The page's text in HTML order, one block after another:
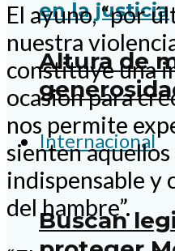
Altura de
Internacional
Buscan
El ayuno, “por
nuestra
constituye una
ocasión para
nos permite
sienten
indispensable y
del hambre”.